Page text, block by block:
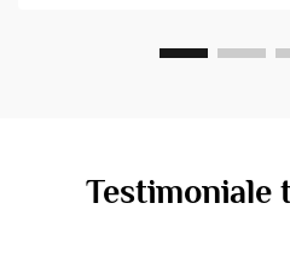
Testimoniale